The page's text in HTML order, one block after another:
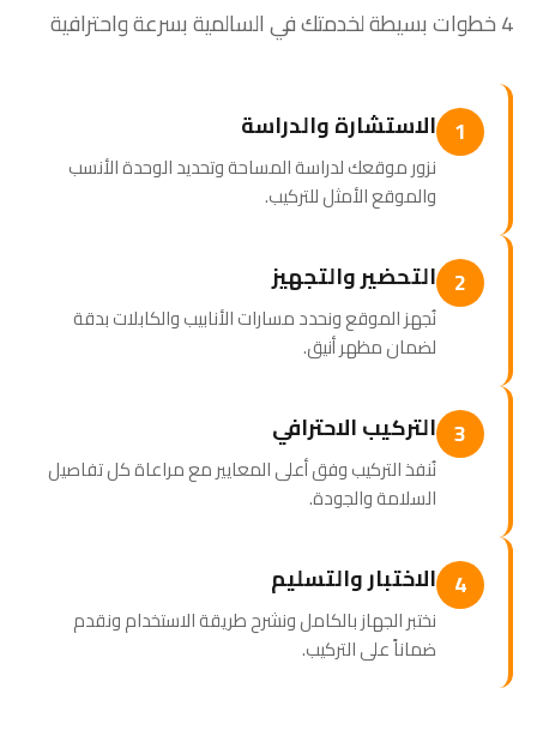
4 خطوات بسيطة لخدمتك في السالمية بسرعة واحترافية
1 الاستشارة والدراسة
نزور موقعك لدراسة المساحة وتحديد الوحدة الأنسب
والموقع الأمثل للتركيب.
2 التحضير والتجهيز
نُجهز الموقع ونحدد مسارات الأنابيب والكابلات بدقة
لضمان مظهر أنيق.
3 التركيب الاحترافي
نُنفذ التركيب وفق أعلى المعايير مع مراعاة كل تفاصيل
السلامة والجودة.
4 الاختبار والتسليم
نختبر الجهاز بالكامل ونشرح طريقة الاستخدام ونقدم
ضماناً على التركيب.